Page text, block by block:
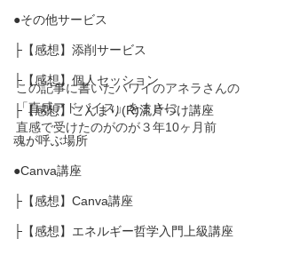
●その他サービス
├【感想】添削サービス
├【感想】個人セッション
├【感想】こんまり(R)流片づけ講座
魂が呼ぶ場所
●Canva講座
├【感想】Canva講座
├【感想】エネルギー哲学入門上級講座
この記事に書いたハワイのアネラさんの
「直感アドバイス」をまさに
直感で受けたのがのが３年10ヶ月前